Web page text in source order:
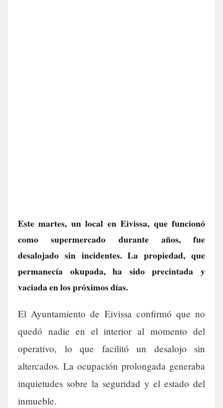
Este martes, un local en Eivissa, que funcionó
como supermercado durante años, fue
desalojado sin incidentes. La propiedad, que
permanecía okupada, ha sido precintada y
vaciada en los próximos días.
El Ayuntamiento de Eivissa confirmó que no
quedó nadie en el interior al momento del
operativo, lo que facilitó un desalojo sin
altercados. La ocupación prolongada generaba
inquietudes sobre la seguridad y el estado del
inmueble.